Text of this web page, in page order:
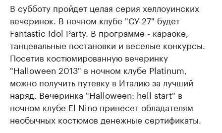
В субботу пройдет целая серия хеллоуинских
вечеринок. В ночном клубе "СУ-27" будет
Fantastic Idol Party. В программе - караоке,
танцевальные постановки и веселые конкурсы.
Посетив костюмированную вечеринку
"Halloween 2013" в ночном клубе Platinum,
можно получить путевку в Италию за лучший
наряд. Вечеринка "Halloween: hell start" в
ночном клубе El Nino принесет обладателям
необычных костюмов денежные сертификаты.